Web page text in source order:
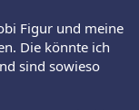
Figur und meine
Die könnte ich
sind sowieso